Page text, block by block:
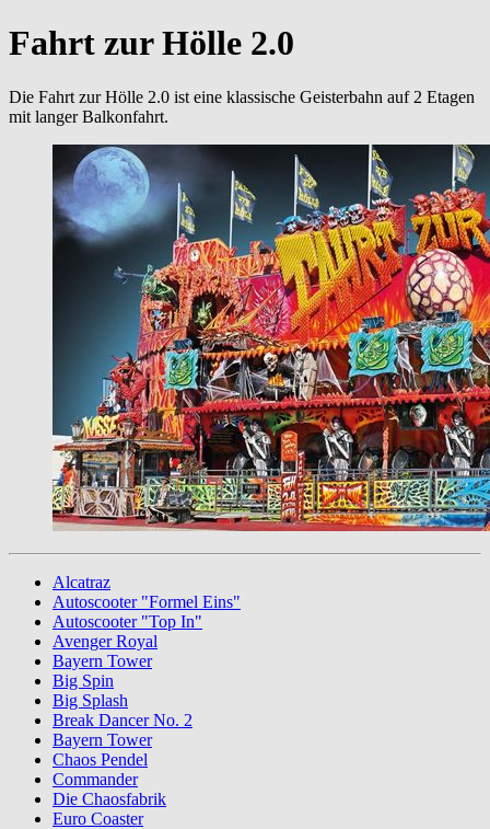
Fahrt zur Hölle 2.0
Die Fahrt zur Hölle 2.0 ist eine klassische Geisterbahn auf 2 Etagen
mit langer Balkonfahrt.
Alcatraz
Autoscooter "Formel Eins"
Autoscooter "Top In"
Avenger Royal
Bayern Tower
Big Spin
Big Splash
Break Dancer No. 2
Bayern Tower
Chaos Pendel
Commander
Die Chaosfabrik
Euro Coaster